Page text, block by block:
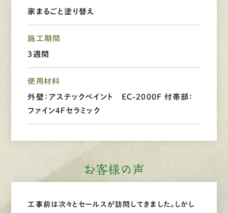
Web
家まるごと塗り替え
施工期間
３週間
使用材料
外壁：アステックペイント EC-2000F 付帯部：
ファイン4Ｆセラミック
お客様の声
工事前は次々とセールスが訪問してきました。しかし